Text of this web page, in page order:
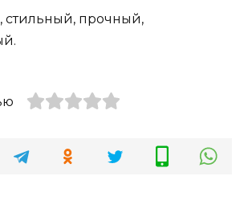
стильный, прочный,